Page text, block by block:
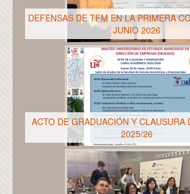
DEFENSAS DE TFM EN LA PRIMERA
JUNIO 2026
ACTO DE GRADUACIÓN Y CLAUSURA
2025/26